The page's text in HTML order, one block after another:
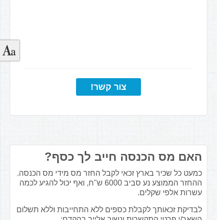
צור קשר!
האם מס הכנסה חייב לך כסף?
כמעט כל שכיר בארץ זכאי לקבל החזר מס מידי מס הכנסה.
ההחזר הממוצע נע סביב 6000 ש"ח, ואף יכול להגיע לכמה
עשרות אלפי שקלים.
לבדיקת זכאותך לקבלת כספים ללא התחייבות וללא תשלום